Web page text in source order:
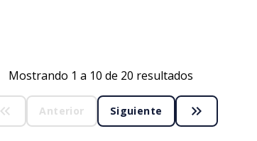
Mostrando 1 a 10 de 20 resultados
keyboard_double_arrow_left Anterior Siguiente keyboard_double_arrow_right